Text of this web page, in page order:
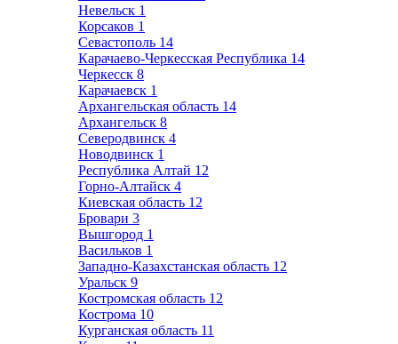
Невельск 1
Корсаков 1
Севастополь 14
Карачаево-Черкесская Республика 14
Черкесск 8
Карачаевск 1
Архангельская область 14
Архангельск 8
Северодвинск 4
Новодвинск 1
Республика Алтай 12
Горно-Алтайск 4
Киевская область 12
Бровари 3
Вышгород 1
Васильков 1
Западно-Казахстанская область 12
Уральск 9
Костромская область 12
Кострома 10
Курганская область 11